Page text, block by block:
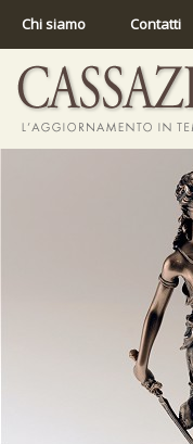
Chi siamo Contatti